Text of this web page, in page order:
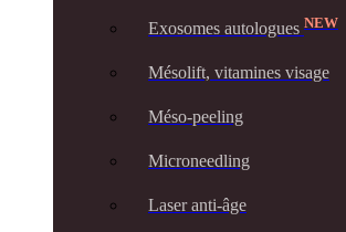
Exosomes autologues NEW
Mésolift, vitamines visage
Méso-peeling
Microneedling
Laser anti-âge